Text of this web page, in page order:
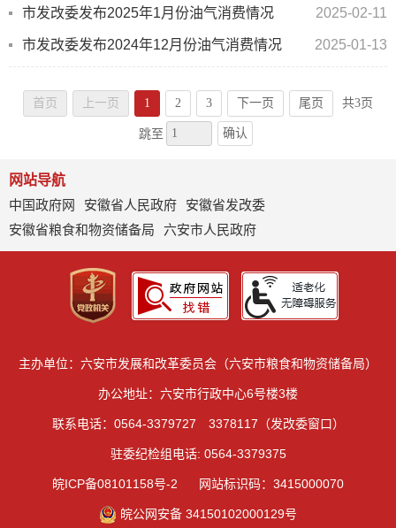
市发改委发布2025年1月份油气消费情况 2025-02-11
市发改委发布2024年12月份油气消费情况 2025-01-13
首页 上一页 1 2 3 下一页 尾页 共3页
跳至 确认
网站导航
中国政府网
安徽省人民政府
安徽省发改委
安徽省粮食和物资储备局
六安市人民政府
主办单位：六安市发展和改革委员会（六安市粮食和物资储备局）
办公地址：六安市行政中心6号楼3楼
联系电话：0564-3379727 3378117（发改委窗口）
驻委纪检组电话: 0564-3379375
皖ICP备08101158号-2 网站标识码：3415000070
皖公网安备 34150102000129号